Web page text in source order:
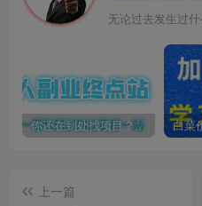
无论过去发生过
你还在到处找项目？还在当韭菜？我靠卖项目一个月收入5万+，曾经我也是个失败者。
上一篇